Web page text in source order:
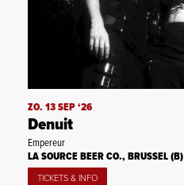
ZO. 13 SEP ‘26
Denuit
Empereur
LA SOURCE BEER CO., BRUSSEL (B)
TICKETS & INFO